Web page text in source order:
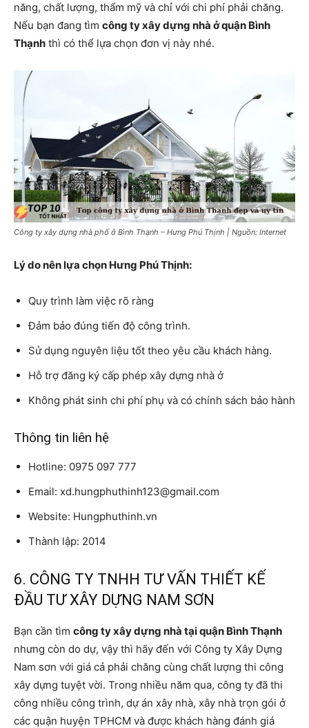
năng, chất lượng, thẩm mỹ và chỉ với chi phí phải chăng.
Nếu bạn đang tìm công ty xây dựng nhà ở quận Bình
Thạnh thì có thể lựa chọn đơn vị này nhé.
Công ty xây dựng nhà phố ở Bình Thạnh – Hưng Phú Thịnh | Nguồn: Internet
Lý do nên lựa chọn Hưng Phú Thịnh:
Quy trình làm việc rõ ràng
Đảm bảo đúng tiến độ công trình.
Sử dụng nguyên liệu tốt theo yêu cầu khách hàng.
Hỗ trợ đăng ký cấp phép xây dựng nhà ở
Không phát sinh chi phí phụ và có chính sách bảo hành
Thông tin liên hệ
Hotline: 0975 097 777
Email: xd.hungphuthinh123@gmail.com
Website: Hungphuthinh.vn
Thành lập: 2014
6. CÔNG TY TNHH TƯ VẤN THIẾT KẾ
ĐẦU TƯ XÂY DỰNG NAM SƠN
Bạn cần tìm công ty xây dựng nhà tại quận Bình Thạnh
nhưng còn do dự, vậy thì hãy đến với Công ty Xây Dựng
Nam sơn với giá cả phải chăng cùng chất lượng thi công
xây dựng tuyệt vời. Trong nhiều năm qua, công ty đã thi
công nhiều công trình, dự án xây nhà, xây nhà trọn gói ở
các quận huyện TPHCM và được khách hàng đánh giá